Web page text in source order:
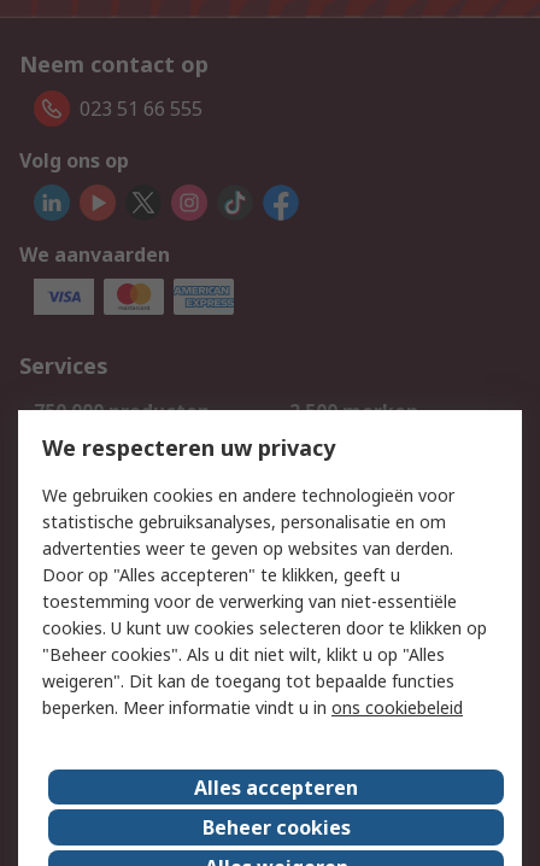
Neem contact op
023 51 66 555
Volg ons op
We aanvaarden
Services
750.000 producten
2.500 merken
Bestellen
Inkoopoplossingen
Track & Trace
Wettelijk
Cookiebeleid
Email veiligheid
Privacybeleid
Websitevoorwaarden
Algemene
verkoopvoorwaarden
Over RS
RS Group
Over ons
RS wereldwijd
Werken bij RS
We respecteren uw privacy
We gebruiken cookies en andere technologieën voor
statistische gebruiksanalyses, personalisatie en om
advertenties weer te geven op websites van derden.
Door op "Alles accepteren" te klikken, geeft u
toestemming voor de verwerking van niet-essentiële
cookies. U kunt uw cookies selecteren door te klikken op
"Beheer cookies". Als u dit niet wilt, klikt u op "Alles
weigeren". Dit kan de toegang tot bepaalde functies
beperken. Meer informatie vindt u in ons cookiebeleid
Alles accepteren
Beheer cookies